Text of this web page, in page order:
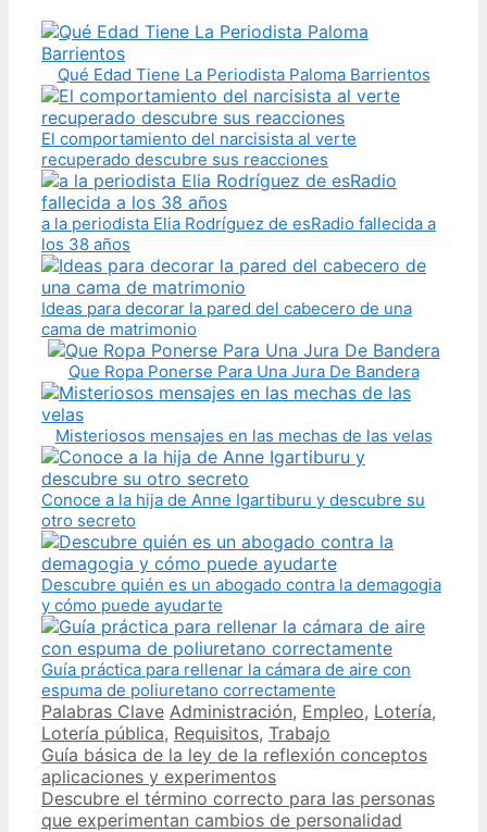
Qué Edad Tiene La Periodista Paloma Barrientos
El comportamiento del narcisista al verte
recuperado descubre sus reacciones
a la periodista Elia Rodríguez de esRadio fallecida a
los 38 años
Ideas para decorar la pared del cabecero de una
cama de matrimonio
Que Ropa Ponerse Para Una Jura De Bandera
Misteriosos mensajes en las mechas de las velas
Conoce a la hija de Anne Igartiburu y descubre su
otro secreto
Descubre quién es un abogado contra la demagogia
y cómo puede ayudarte
Guía práctica para rellenar la cámara de aire con
espuma de poliuretano correctamente
Categories
Palabras Clave Tags
Administración, Empleo, Lotería,
Lotería pública, Requisitos, Trabajo
Post
navigation
Guía básica de la ley de la reflexión conceptos
aplicaciones y experimentos
Descubre el término correcto para las personas
que experimentan cambios de personalidad